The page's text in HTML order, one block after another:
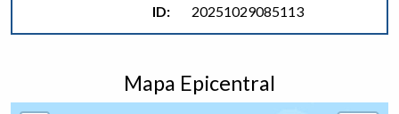
ID: 20251029085113
Mapa Epicentral